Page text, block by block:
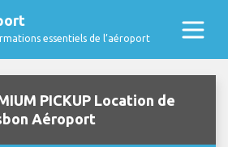
essentiels de l’aéroport
PICKUP Location de
Aéroport